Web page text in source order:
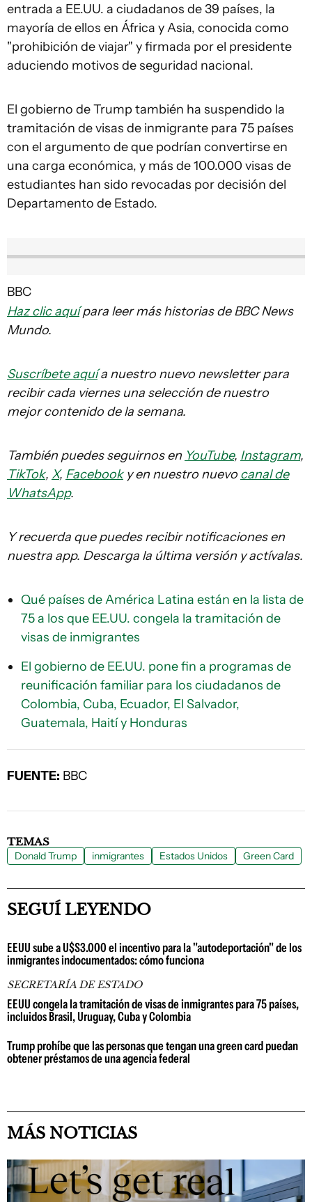
entrada a EE.UU. a ciudadanos de 39 países, la
mayoría de ellos en África y Asia, conocida como
"prohibición de viajar" y firmada por el presidente
aduciendo motivos de seguridad nacional.
El gobierno de Trump también ha suspendido la
tramitación de visas de inmigrante para 75 países
con el argumento de que podrían convertirse en
una carga económica, y más de 100.000 visas de
estudiantes han sido revocadas por decisión del
Departamento de Estado.
BBC
Haz clic aquípara leer más historias de BBC News
Mundo.
Suscríbete aquía nuestro nuevo newsletter para
recibir cada viernes una selección de nuestro
mejor contenido de la semana.
También puedes seguirnos en YouTube, Instagram,
TikTok, X, Facebooky en nuestro nuevo canal de
WhatsApp.
Y recuerda que puedes recibir notificaciones en
nuestra app. Descarga la última versión y actívalas.
Qué países de América Latina están en la lista de
75 a los que EE.UU. congela la tramitación de
visas de inmigrantes
El gobierno de EE.UU. pone fin a programas de
reunificación familiar para los ciudadanos de
Colombia, Cuba, Ecuador, El Salvador,
Guatemala, Haití y Honduras
FUENTE: BBC
TEMAS
Donald Trump inmigrantes Estados Unidos Green Card
SEGUÍ LEYENDO
EEUU sube a U$S3.000 el incentivo para la "autodeportación" de los
inmigrantes indocumentados: cómo funciona
SECRETARÍA DE ESTADO
EEUU congela la tramitación de visas de inmigrantes para 75 países,
incluidos Brasil, Uruguay, Cuba y Colombia
Trump prohíbe que las personas que tengan una green card puedan
obtener préstamos de una agencia federal
MÁS NOTICIAS